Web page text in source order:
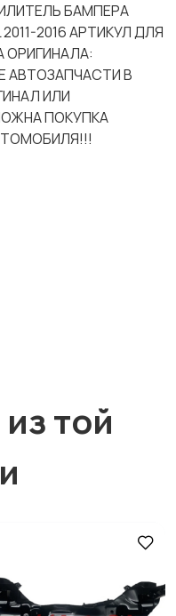
БАМПЕРА
2011-2016 АРТИКУЛ ДЛЯ
ОРИГИНАЛА:
АВТОЗАПЧАСТИ В
ИЛИ
ПОКУПКА
той